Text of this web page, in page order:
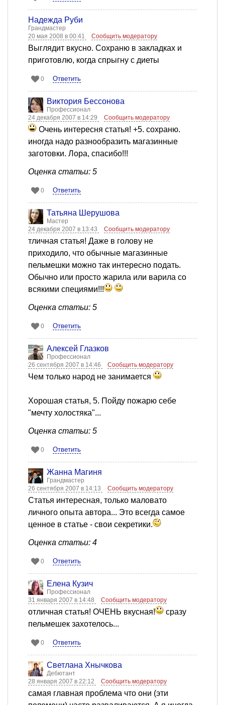
Надежда Руби
Грандмастер
20 мая 2008 в 00:41
Сообщить модератору
Выглядит вкусно. Сохраню в закладках и
приготовлю, когда спрыгну с диеты
0 Ответить
Виктория Бессонова
Профессионал
24 декабря 2007 в 14:29
Сообщить модератору
Очень интересня статья! +5. сохраню.
иногда надо разнообразить магазинные
заготовки. Лора, спасибо!!!
Оценка статьи: 5
0 Ответить
Татьяна Шерушова
Мастер
24 декабря 2007 в 13:43
Сообщить модератору
тличная статья! Даже в голову не
приходило, что обычные магазинные
пельмешки можно так интересно подать.
Обычно или просто жарила или варила со
всякими специями!!!
Оценка статьи: 5
0 Ответить
Алексей Глазков
Профессионал
26 сентября 2007 в 14:46
Сообщить модератору
Чем только народ не занимается
Хорошая статья, 5. Пойду пожарю себе
"мечту холостяка"...
Оценка статьи: 5
0 Ответить
Жанна Магиня
Грандмастер
26 сентября 2007 в 14:13
Сообщить модератору
Статья интересная, только маловато
личного опыта автора... Это всегда самое
ценное в статье - свои секретики.
Оценка статьи: 4
0 Ответить
Елена Кузич
Профессионал
31 января 2007 в 14:48
Сообщить модератору
отличная статья! ОЧЕНЬ вкусная!
сразу
пельмешек захотелось...
0 Ответить
Светлана Хнычкова
Дебютант
28 января 2007 в 22:12
Сообщить модератору
самая главная проблема что они (эти